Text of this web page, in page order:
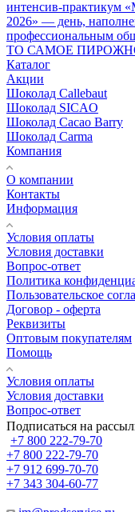
интенсив-практикум
2026» — день,
профессиональным
ТО САМОЕ
Каталог
Акции
Шоколад Callebaut
Шоколад SICAO
Шоколад Cacao Barry
Шоколад Carma
Компания
О компании
Контакты
Информация
Условия оплаты
Условия доставки
Вопрос-ответ
Политика
Пользовательское
Договор - оферта
Реквизиты
Оптовым покупателям
Помощь
Условия оплаты
Условия доставки
Вопрос-ответ
Подписаться на
+7 800 222-79-70
+7 800 222-79-70
+7 912 699-70-70
+7 343 304-60-77